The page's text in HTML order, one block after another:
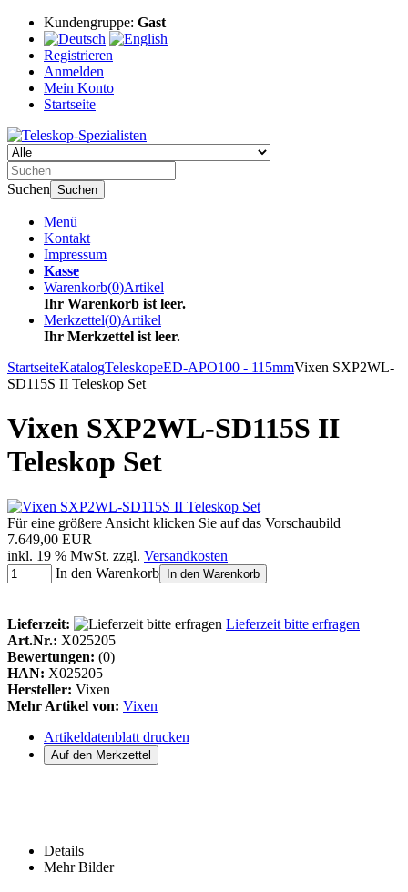
Kundengruppe: Gast
Registrieren
Anmelden
Mein Konto
Startseite
Suchen Suchen
Menü
Kontakt
Impressum
Kasse
Warenkorb(0)Artikel
Ihr Warenkorb ist leer.
Merkzettel(0)Artikel
Ihr Merkzettel ist leer.
StartseiteKatalogTeleskopeED-APO100 - 115mmVixen SXP2WL-
SD115S II Teleskop Set
Vixen SXP2WL-SD115S II
Teleskop Set
Für eine größere Ansicht klicken Sie auf das Vorschaubild
7.649,00 EUR
inkl. 19 % MwSt. zzgl. Versandkosten
In den Warenkorb
In den Warenkorb
Lieferzeit:
Lieferzeit bitte erfragen
Art.Nr.: X025205
Bewertungen: (0)
HAN: X025205
Hersteller: Vixen
Mehr Artikel von: Vixen
Artikeldatenblatt drucken
Details
Mehr Bilder